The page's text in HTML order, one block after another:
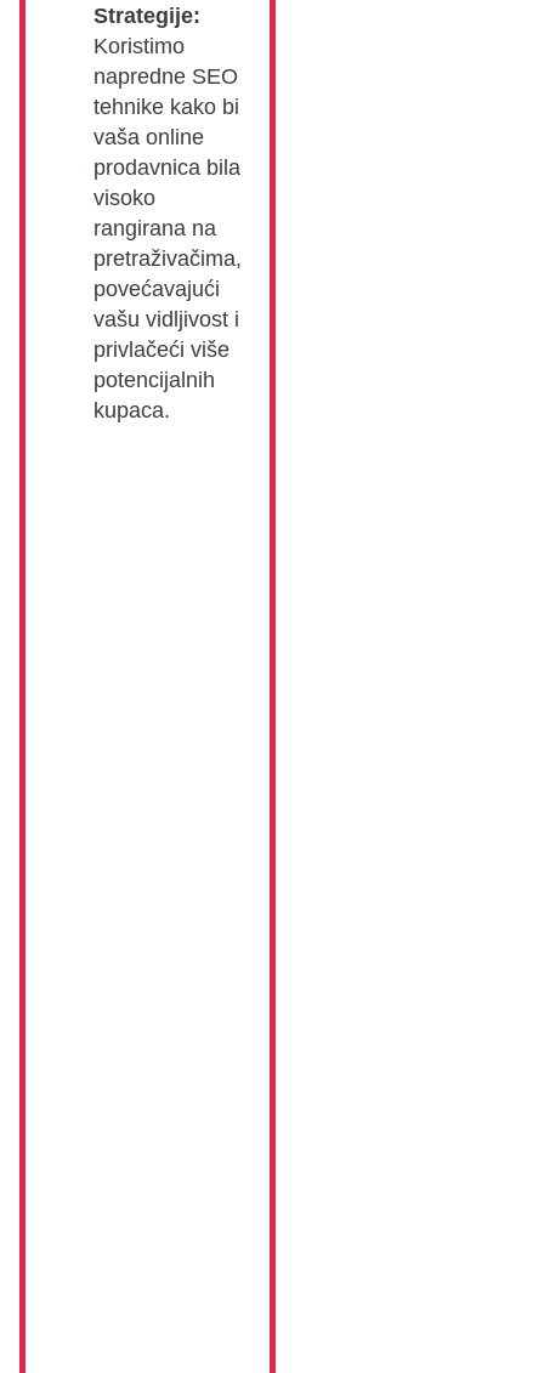
Strategije:
Koristimo
napredne SEO
tehnike kako bi
vaša online
prodavnica bila
visoko
rangirana na
pretraživačima,
povećavajući
vašu vidljivost i
privlačeći više
potencijalnih
kupaca.